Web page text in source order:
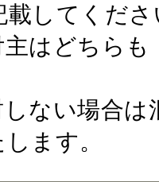
してくださ
主はどちら
ない場合
ます。